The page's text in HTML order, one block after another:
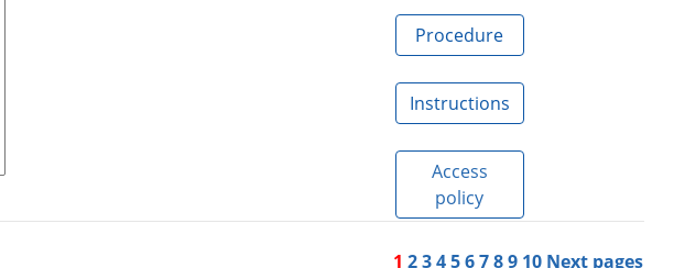
Procedure
Instructions
Access
policy
123456789 10 Next pages